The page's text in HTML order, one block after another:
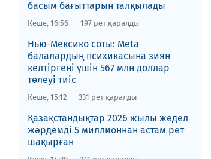
басым бағыттарын талқылады
Кеше, 16:56 197 рет қаралды
Нью-Мексико соты​: Meta
балалардың психикасына зиян
келтіргені үшін 567 млн доллар
төлеуі тиіс
Кеше, 15:12 331 рет қаралды
Қазақстандықтар 2026 жылы жедел
жәрдемді 5 миллионнан астам рет
шақырған